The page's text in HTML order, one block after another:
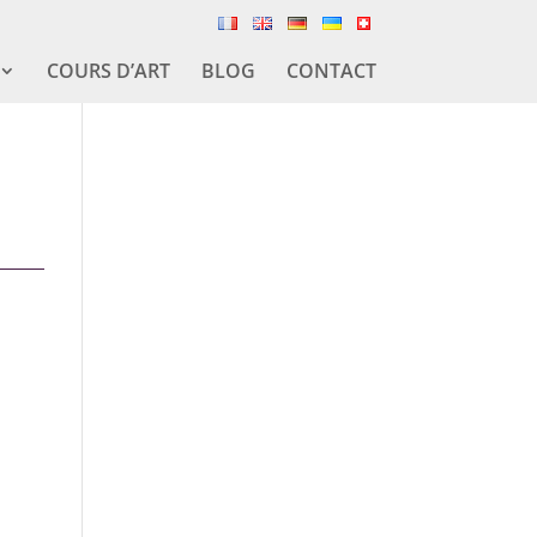
COURS D’ART BLOG CONTACT